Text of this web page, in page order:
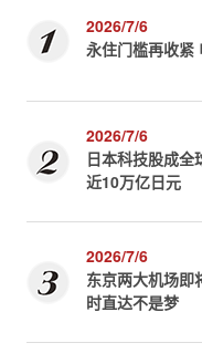
2026/7/6
永住门槛再收紧
2026/7/6
日本科技股成全
近10万亿日元
2026/7/6
东京两大机场即
时直达不是梦